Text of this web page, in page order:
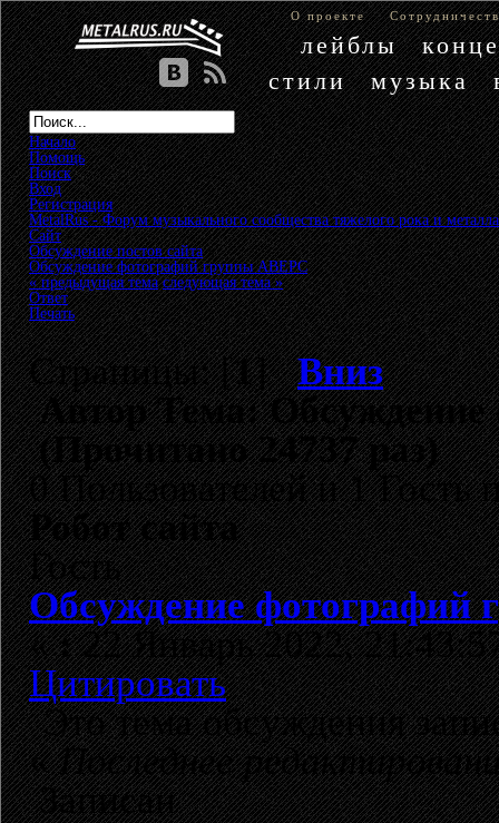
О проекте
лейблы
стили
музыка
Начало
Помощь
Поиск
Вход
Регистрация
MetalRus - Форум музыкального сообщества тяжелого рока и металла
Сайт»
Обсуждение постов сайта»
Обсуждение фотографий группы АВЕРС
« предыдущая тема следующая тема »
Ответ
Печать
Страницы: [1]Вниз
АвторТема:
(Прочитано 24737 раз)
0 Пользователей и 1 Гость
Робот сайта
Гость
Обсуждение
«:22 Январь 2022,
Цитировать
Это тема обсуждения
«Последнее
Записан